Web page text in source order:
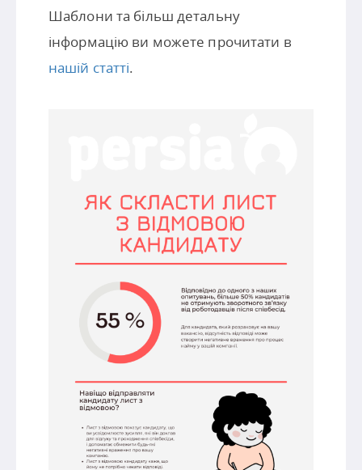
Шаблони та більш детальну
інформацію ви можете прочитати в
нашій статті.